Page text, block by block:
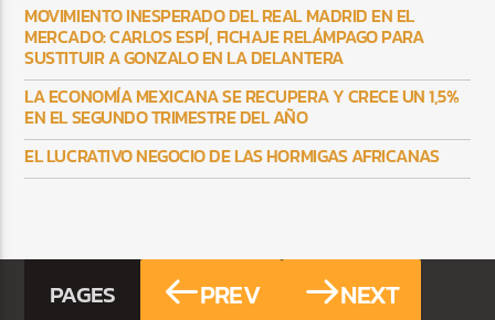
MOVIMIENTO INESPERADO DEL REAL MADRID EN EL
MERCADO: CARLOS ESPÍ, FICHAJE RELÁMPAGO PARA
SUSTITUIR A GONZALO EN LA DELANTERA
LA ECONOMÍA MEXICANA SE RECUPERA Y CRECE UN 1,5%
EN EL SEGUNDO TRIMESTRE DEL AÑO
EL LUCRATIVO NEGOCIO DE LAS HORMIGAS AFRICANAS
PAGES PREV NEXT